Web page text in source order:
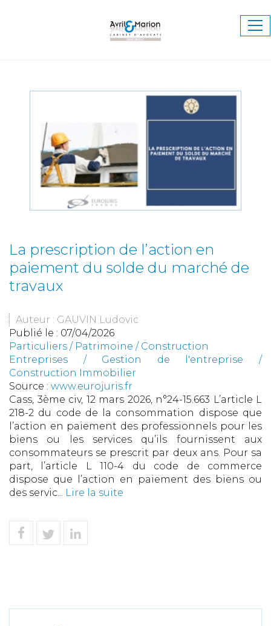
La prescription de l’action en
paiement du solde du marché de
travaux
Auteur : GAUVIN Ludovic
Publié le : 07/04/2026
Particuliers / Patrimoine / Construction
Entreprises / Gestion de l'entreprise /
Construction Immobilier
Source : www.eurojuris.fr
Cass, 3ème civ, 12 mars 2026, n°24-15.663 L’article L
218-2 du code de la consommation dispose que
l’action en paiement des professionnels pour les
biens ou les services qu’ils fournissent aux
consommateurs se prescrit par deux ans. Pour sa
part, l’article L 110-4 du code de commerce
dispose que l’action en paiement des biens ou
des servic... Lire la suite